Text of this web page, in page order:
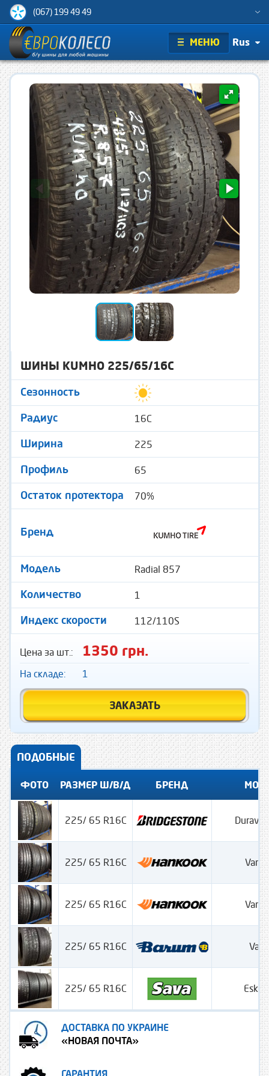
(067) 199 49 49
МЕНЮ Rus
ШИНЫ KUMHO 225/65/16C
Сезонность
Радиус 16C
Ширина 225
Профиль 65
Остаток протектора 70%
Бренд
Модель Radial 857
Количество 1
Индекс скорости 112/110S
Цена за шт.: 1350 грн.
На складе: 1
ЗАКАЗАТЬ
ПОДОБНЫЕ
ФОТО РАЗМЕР Ш/В/Д БРЕНД
225/ 65 R16C
225/ 65 R16C
225/ 65 R16C
225/ 65 R16C
225/ 65 R16C
ДОСТАВКА ПО УКРАИНЕ
«НОВАЯ ПОЧТА»